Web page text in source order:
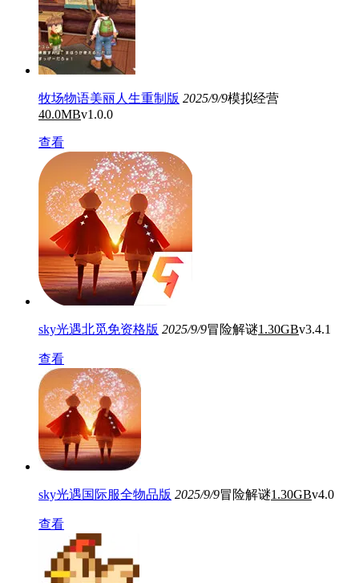
牧场物语美丽人生重制版 2025/9/9模拟经营
40.0MBv1.0.0
查看
sky光遇北觅免资格版 2025/9/9冒险解谜1.30GBv3.4.1
查看
sky光遇国际服全物品版 2025/9/9冒险解谜1.30GBv4.0
查看